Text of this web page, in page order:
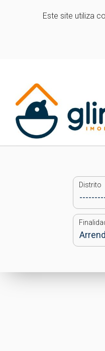
Este site utiliza
Distrito